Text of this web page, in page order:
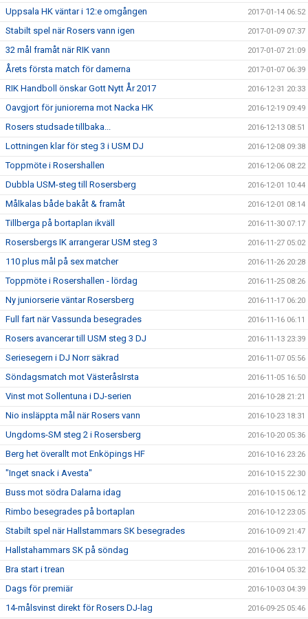
Uppsala HK väntar i 12:e omgången 2017-01-14 06:52
Stabilt spel när Rosers vann igen 2017-01-09 07:37
32 mål framåt när RIK vann 2017-01-07 21:09
Årets första match för damerna 2017-01-07 06:39
RIK Handboll önskar Gott Nytt År 2017 2016-12-31 20:33
Oavgjort för juniorerna mot Nacka HK 2016-12-19 09:49
Rosers studsade tillbaka... 2016-12-13 08:51
Lottningen klar för steg 3 i USM DJ 2016-12-08 09:38
Toppmöte i Rosershallen 2016-12-06 08:22
Dubbla USM-steg till Rosersberg 2016-12-01 10:44
Målkalas både bakåt & framåt 2016-12-01 08:14
Tillberga på bortaplan ikväll 2016-11-30 07:17
Rosersbergs IK arrangerar USM steg 3 2016-11-27 05:02
110 plus mål på sex matcher 2016-11-26 20:28
Toppmöte i Rosershallen - lördag 2016-11-25 08:26
Ny juniorserie väntar Rosersberg 2016-11-17 06:20
Full fart när Vassunda besegrades 2016-11-16 06:11
Rosers avancerar till USM steg 3 DJ 2016-11-13 23:39
Seriesegern i DJ Norr säkrad 2016-11-07 05:56
Söndagsmatch mot VästeråsIrsta 2016-11-05 16:50
Vinst mot Sollentuna i DJ-serien 2016-10-28 21:21
Nio insläppta mål när Rosers vann 2016-10-23 18:31
Ungdoms-SM steg 2 i Rosersberg 2016-10-20 05:36
Berg het överallt mot Enköpings HF 2016-10-16 23:26
"Inget snack i Avesta" 2016-10-15 22:30
Buss mot södra Dalarna idag 2016-10-15 06:12
Rimbo besegrades på bortaplan 2016-10-12 23:05
Stabilt spel när Hallstammars SK besegrades 2016-10-09 21:47
Hallstahammars SK på söndag 2016-10-06 23:17
Bra start i trean 2016-10-04 05:32
Dags för premiär 2016-10-03 04:39
14-målsvinst direkt för Rosers DJ-lag 2016-09-25 05:46